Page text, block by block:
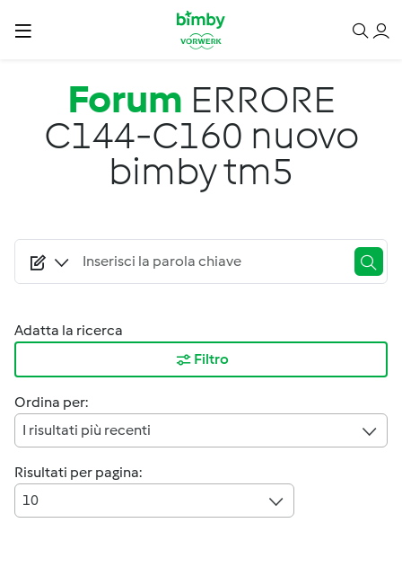
Salta al contenuto principale
Forum ERRORE
C144-C160 nuovo
bimby tm5
Adatta la ricerca
Filtro
Ordina per:
I risultati più recenti
Risultati per pagina:
10